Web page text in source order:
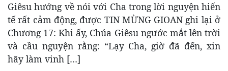
Giêsu hướng về nói với Cha trong lời nguyện hiến
tế rất cảm động, được TIN MỪNG GIOAN ghi lại ở
Chương 17: Khi ấy, Chúa Giêsu ngước mắt lên trời
và cầu nguyện rằng: “Lạy Cha, giờ đã đến, xin
hãy làm vinh […]